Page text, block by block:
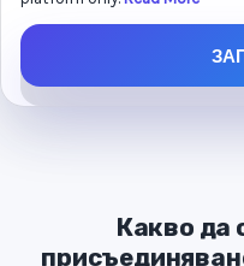
e
S
Какво да